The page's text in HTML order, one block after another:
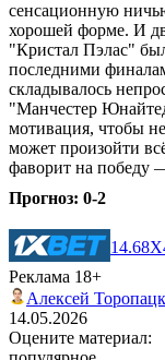
сенсационную
хорошей форме. И
"Кристал Пэлас"
последними
складывалось
"Манчестер
мотивация, чтобы
может произойти
фаворит на победу
Прогноз: 0-2
14.68X
Реклама 18+
Алексей
14.05.2026
Оцените материал: